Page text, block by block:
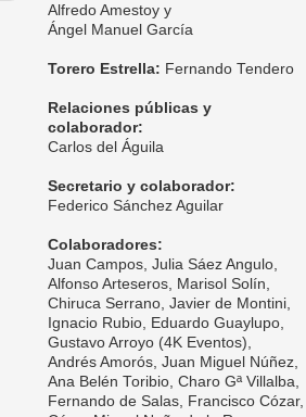
Alfredo Amestoy y
Ángel Manuel García
Torero Estrella: Fernando Tendero
Relaciones públicas y
colaborador:
Carlos del Águila
Secretario y colaborador:
Federico Sánchez Aguilar
Colaboradores:
Juan Campos, Julia Sáez Angulo,
Alfonso Arteseros, Marisol Solín,
Chiruca Serrano, Javier de Montini,
Ignacio Rubio, Eduardo Guaylupo,
Gustavo Arroyo (4K Eventos),
Andrés Amorós, Juan Miguel Núñez,
Ana Belén Toribio, Charo Gª Villalba,
Fernando de Salas, Francisco Cózar,